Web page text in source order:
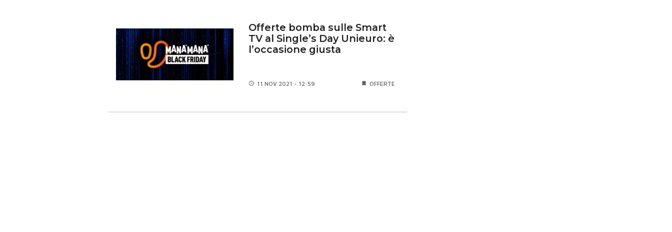
Offerte bomba sulle Smart
TV al Single’s Day Unieuro: è
l’occasione giusta
11 NOV 2021 - 12:59 OFFERTE